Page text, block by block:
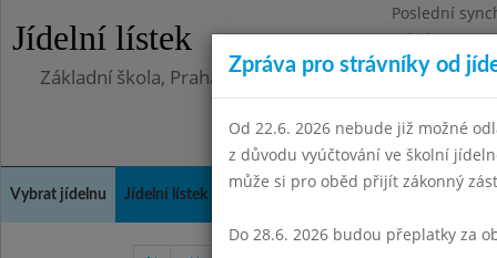
Jídelní lístek
Poslední
Středa
Základní škola, Praha 4, Na Líše 16
Vybrat jídelnu Jídelní lístek Kontakty a informace
Zpráva pro strávníky od
Od 22.6. 2026 nebude již možné
z důvodu vyúčtování ve školní
může si pro oběd přijít zákonný
Do 28.6. 2026 budou přeplatky za